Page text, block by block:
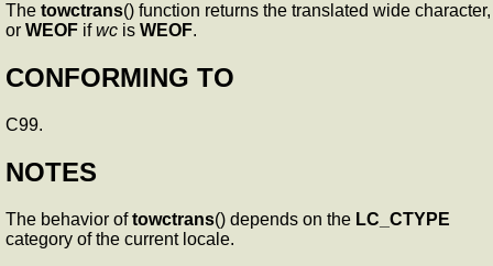
The towctrans() function returns the translated wide character,
or WEOF ifwc is WEOF.
CONFORMING TO
C99.
NOTES
The behavior oftowctrans() depends on the LC_CTYPE
category of the current locale.